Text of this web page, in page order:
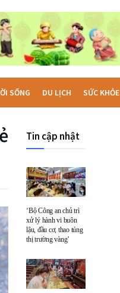
SỐNG DU LỊCH SỨC KHỎE
Tin cập nhật
‘Bộ Công an chủ trì
xử lý hành vi buôn
lậu, đầu cơ, thao túng
thị trường vàng’